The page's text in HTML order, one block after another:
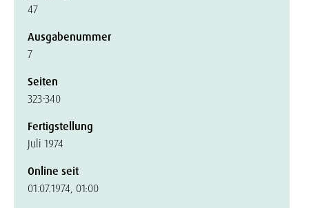
47
Ausgabenummer
7
Seiten
323-340
Fertigstellung
Juli 1974
Online seit
01.07.1974, 01:00